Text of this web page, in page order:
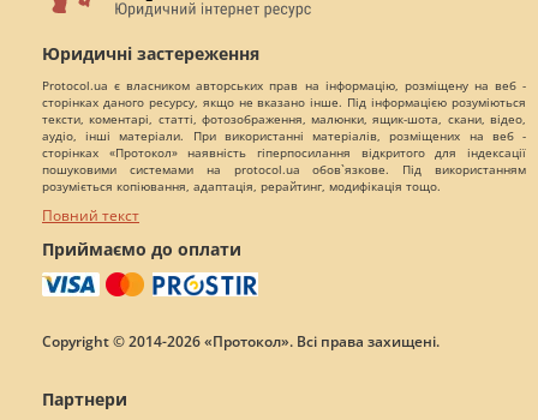
Юридичні застереження
Protocol.ua є власником авторських прав на інформацію, розміщену на веб -
сторінках даного ресурсу, якщо не вказано інше. Під інформацією розуміються
тексти, коментарі, статті, фотозображення, малюнки, ящик-шота, скани, відео,
аудіо, інші матеріали. При використанні матеріалів, розміщених на веб -
сторінках «Протокол» наявність гіперпосилання відкритого для індексації
пошуковими системами на protocol.ua обов`язкове. Під використанням
розуміється копіювання, адаптація, рерайтинг, модифікація тощо.
Повний текст
Приймаємо до оплати
Copyright © 2014-2026 «Протокол». Всі права захищені.
Партнери